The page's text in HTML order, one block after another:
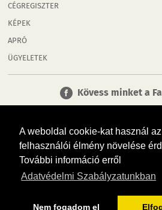
A weboldal cookie-kat használ
felhasználói élmény növelése
További információ erről
Adatvédelmi Szabályzatunkban
Nem fogadom el
CÉGREGISZTER
KÉPEK
APRÓ
ÜGYELETEK
Kövess minket a
Tudj meg többet városodról! Hírek,
menü, cégek…. és minden, ami Győr
MÉDIAAJÁNLÓ ADATVÉDELEM